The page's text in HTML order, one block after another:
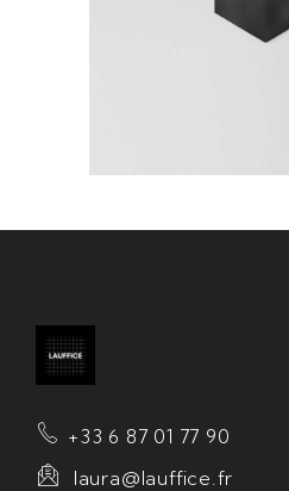
+33 6 87 01 77 90
laura@lauffice.fr